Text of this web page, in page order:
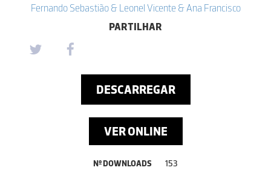
Fernando Sebastião & Leonel Vicente & Ana Francisco
PARTILHAR
DESCARREGAR
VER ONLINE
Nº DOWNLOADS 153